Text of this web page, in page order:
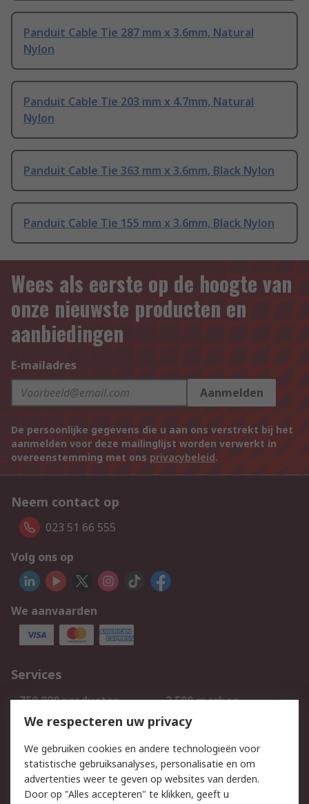
Panduit Cable Tie 287 mm x 3.6mm, Natural
Nylon
Panduit Cable Tie 203 mm x 4.7mm, Natural
Nylon
Panduit Cable Tie 363 mm x 3.6mm, Black Nylon
Panduit Cable Tie 155 mm x 3.6mm, Black Nylon
Wees als eerste op de hoogte van
onze nieuwste producten en
aanbiedingen
E-mailadres
Aanmelden
De persoonlijke gegevens die u aan ons verstrekt bij het
aanmelden voor deze mailinglijst worden verwerkt in
overeenstemming met ons privacybeleid.
Neem contact op
023 51 66 555
Volg ons op
We aanvaarden
Services
750.000 producten
2.500 merken
Bestellen
Inkoopoplossingen
Track & Trace
Wettelijk
We respecteren uw privacy
We gebruiken cookies en andere technologieën voor
statistische gebruiksanalyses, personalisatie en om
advertenties weer te geven op websites van derden.
Door op "Alles accepteren" te klikken, geeft u